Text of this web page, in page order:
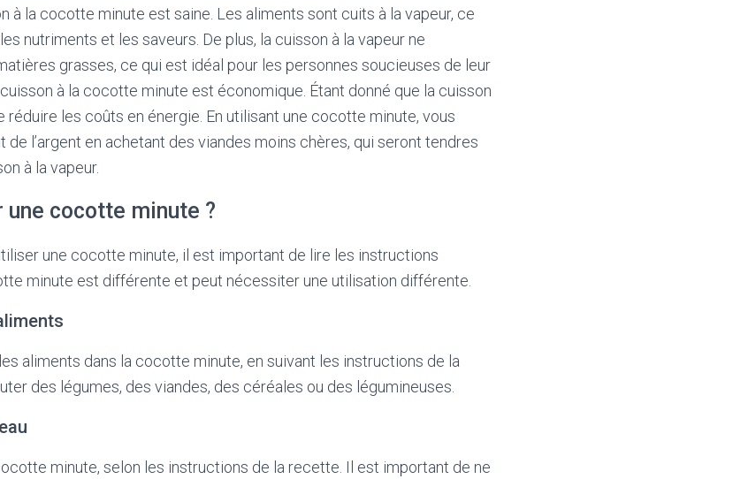
à la cocotte minute est saine. Les aliments sont cuits à la vapeur, ce
nutriments et les saveurs. De plus, la cuisson à la vapeur ne
grasses, ce qui est idéal pour les personnes soucieuses de leur
à la cocotte minute est économique. Étant donné que la cuisson
réduire les coûts en énergie. En utilisant une cocotte minute, vous
l’argent en achetant des viandes moins chères, qui seront tendres
à la vapeur.
cocotte minute ?
une cocotte minute, il est important de lire les instructions
minute est différente et peut nécessiter une utilisation différente.
aliments dans la cocotte minute, en suivant les instructions de la
des légumes, des viandes, des céréales ou des légumineuses.
minute, selon les instructions de la recette. Il est important de ne